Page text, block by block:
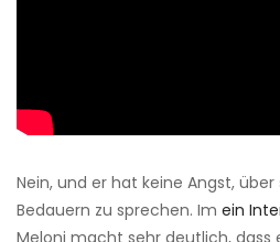
Nein, und er hat keine Angst,
Bedauern zu sprechen. Im ein